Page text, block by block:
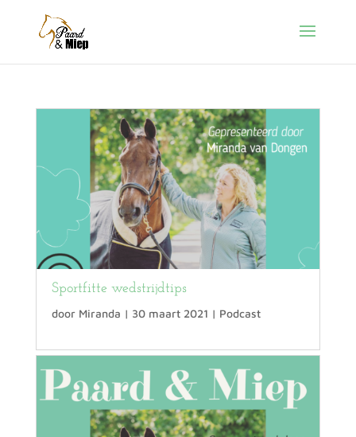
Sportfitte wedstrijdtips
door Miranda | 30 maart 2021 | Podcast